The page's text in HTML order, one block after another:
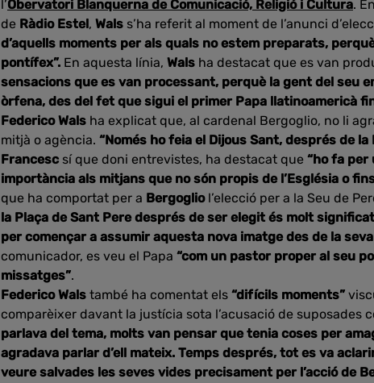
l’Obervatori Blanquerna de Comunicació, Religió i Cultura.
de Ràdio Estel, Wals s’ha referit al moment de l’anunci
d’aquells moments per als quals no estem preparats,
pontífex”. En aquesta línia, Wals ha destacat que es van
sensacions que es van processant, perquè la gent del seu
òrfena, des del fet que sigui el primer Papa llatinoamericà
Federico Wals ha explicat que, al cardenal Bergoglio, no li
mitjà o agència. “Només ho feia el Dijous Sant, després de la
Francesc sí que doni entrevistes, ha destacat que “ho fa
importància als mitjans que no són propis de l’Església o
que ha comportat per a Bergoglio l’elecció per a la Seu de
la Plaça de Sant Pere després de ser elegit és molt
per començar a assumir aquesta nova imatge des de la
comunicador, es veu el Papa “com un pastor proper al seu
missatges”.
Federico Wals també ha comentat els “difícils moments”
comparèixer davant la justícia sota l’acusació de suposades
parlava del tema, molts van pensar que tenia coses per
agradava parlar d’ell mateix. Temps després, tot es va
veure salvades les seves vides precisament per l’acció de